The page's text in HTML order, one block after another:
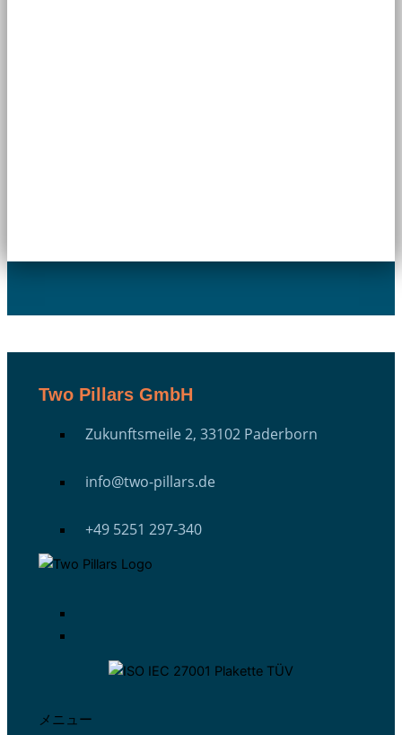
Two Pillars GmbH
Zukunftsmeile 2, 33102 Paderborn
info@two-pillars.de
+49 5251 297-340
メニュー